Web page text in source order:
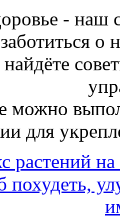
- наш
о
найдёте
можно
для
растений
похудеть,